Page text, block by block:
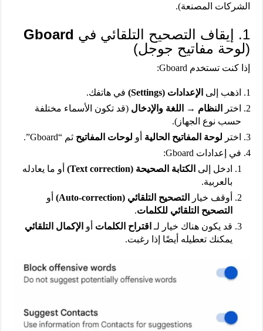
الشركات المصنعة).
1. إيقاف التصحيح التلقائي في
Gboard
(لوحة مفاتيح جوجل)
إذا كنت تستخدم Gboard:
اذهب إلى الإعدادات (Settings)
في هاتفك.
اختر
النظام → اللغة والإدخال(قد تكون الأسماء مختلفة
حسب نوع الجهاز).
اختر لوحة المفاتيح الحاليةأو لوحات المفاتيحثم “Gboard”.
في إعدادات Gboard:
ادخل إلى الكتابة الصحيحة (Text correction)
أو ما يعادله
بالعربية.
أوقف خيار
التصحيح التلقائي (Auto-correction)
أو
التصحيح التلقائي للكلمات.
قد يكون هناك خيار لـ اقتراح الكلماتأو الإكمال التلقائي
يمكنك تعطيله أيضًا إذا رغبت.